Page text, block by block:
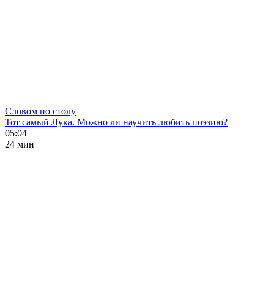
Словом по столу
Тот самый Лука. Можно ли научить любить поэзию?
05:04
24 мин